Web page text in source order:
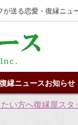
が送る恋愛・復縁ニュ
復縁ニュースお知らせ
い方へ復縁屋スタ